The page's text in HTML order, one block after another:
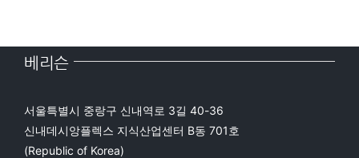
베리슨
서울특별시 중랑구 신내역로 3길 40-36
신내데시앙플렉스 지식산업센터 B동 701호
(Republic of Korea)